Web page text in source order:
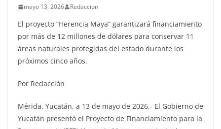
mayo 13, 2026 Redaccion
El proyecto “Herencia Maya” garantizará financiamiento
por más de 12 millones de dólares para conservar 11
áreas naturales protegidas del estado durante los
próximos cinco años.
Por Redacción
Mérida, Yucatán, a 13 de mayo de 2026.- El Gobierno de
Yucatán presentó el Proyecto de Financiamiento para la